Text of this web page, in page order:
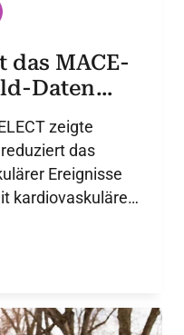
das MACE-
Daten
zeigte
das
Ereignisse
kardiovaskulärer
oder
Die
liefert nun